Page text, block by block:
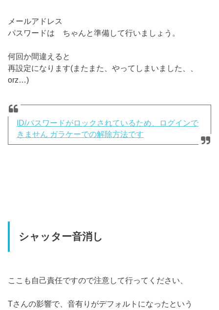
メールアドレス
パスワードは ちゃんと準備して行いましょう。
何回か間違えると
再設定になります(またまた、やってしまいました、、
orz…)
ID/パスワードがロックされているため、ログインで
きません ガラケーでの解除方法です
シャッター音消し
ここも自己責任ですので注意して行ってください、
Tさんの影響で、音有りがデフォルトになったという